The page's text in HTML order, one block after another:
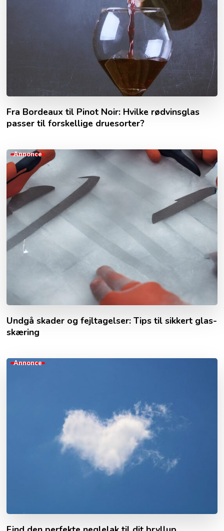
Fra Bordeaux til Pinot Noir: Hvilke rødvinsglas
passer til forskellige druesorter?
Annonce
Undgå skader og fejltagelser: Tips til sikkert glas-
skæring
Annonce